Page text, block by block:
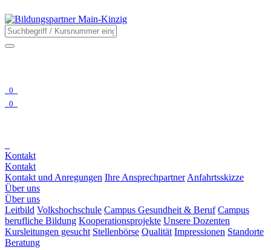
0
0
Kontakt
Kontakt
Kontakt und Anregungen Ihre Ansprechpartner Anfahrtsskizze
Über uns
Über uns
Leitbild Volkshochschule Campus Gesundheit & Beruf Campus
berufliche Bildung Kooperationsprojekte Unsere Dozenten
Kursleitungen gesucht Stellenbörse Qualität Impressionen Standorte
Beratung